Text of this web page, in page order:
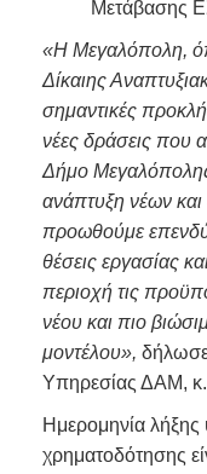
Μετάβασης
«Η Μεγαλόπολη,
Δίκαιης
σημαντικές
νέες δράσεις που
Δήμο
ανάπτυξη νέων
προωθούμε
θέσεις εργασίας
περιοχή τις
νέου και πιο
μοντέλου», δήλωσε
Υπηρεσίας ΔΑΜ, κ.
Ημερομηνία
χρηματοδότησης